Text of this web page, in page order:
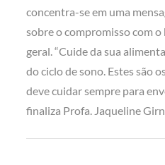
concentra-se em uma
sobre o compromisso com
geral. “Cuide da sua
do ciclo de sono. Estes são
deve cuidar sempre para
finaliza Profa. Jaqueline